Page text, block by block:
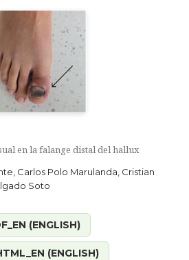
en la falange distal del hallux
Carlos Polo Marulanda, Cristian
Soto
(ENGLISH)
(ENGLISH)